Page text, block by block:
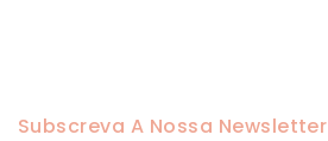
Subscreva A Nossa Newsletter